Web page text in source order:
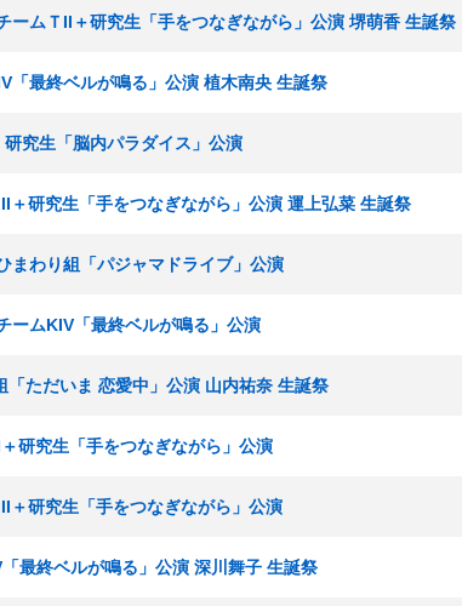
ームＴII＋研究生「手をつなぎながら」公演 堺萌香 生誕祭
「最終ベルが鳴る」公演 植木南央 生誕祭
究生「脳内パラダイス」公演
＋研究生「手をつなぎながら」公演 運上弘菜 生誕祭
まわり組「パジャマドライブ」公演
ームKIV「最終ベルが鳴る」公演
ただいま 恋愛中」公演 山内祐奈 生誕祭
研究生「手をつなぎながら」公演
＋研究生「手をつなぎながら」公演
最終ベルが鳴る」公演 深川舞子 生誕祭